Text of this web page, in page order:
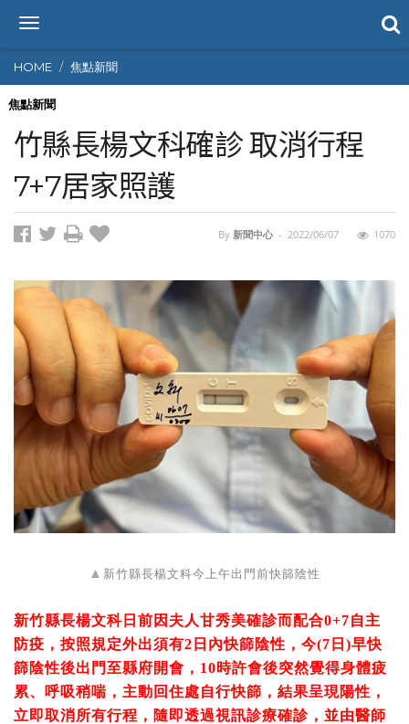
T
g
g
l
n
a
v
g
o
HOME 焦點新聞
焦點新聞
竹縣長楊文科確診 取消行程
7+7居家照護
By 新聞中心 - 2022/06/07 1070
▲ 新竹縣長楊文科今上午出門前快篩陰性
新竹縣長楊文科日前因夫人甘秀美確診而配合0+7自主
防疫，按照規定外出須有2日內快篩陰性，今(7日)早快
篩陰性後出門至縣府開會，10時許會後突然覺得身體疲
累、呼吸稍喘，主動回住處自行快篩，結果呈現陽性，
立即取消所有行程，隨即透過視訊診療確診，並由醫師